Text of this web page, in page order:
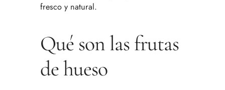
fresco y natural.
Qué son las frutas
de hueso